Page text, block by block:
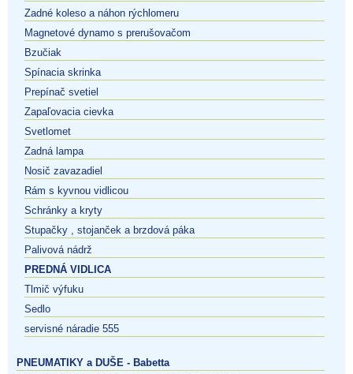
Zadné koleso a náhon rýchlomeru
Magnetové dynamo s prerušovačom
Bzučiak
Spínacia skrinka
Prepínač svetiel
Zapaľovacia cievka
Svetlomet
Zadná lampa
Nosič zavazadiel
Rám s kyvnou vidlicou
Schránky a kryty
Stupačky , stojanček a brzdová páka
Palivová nádrž
PREDNÁ VIDLICA
Tlmič výfuku
Sedlo
servisné náradie 555
PNEUMATIKY a DUŠE - Babetta